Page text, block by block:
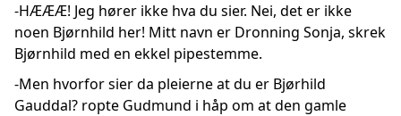
-HÆÆÆ! Jeg hører ikke hva du sier. Nei, det er ikke
noen Bjørnhild her! Mitt navn er Dronning Sonja, skrek
Bjørnhild med en ekkel pipestemme.
-Men hvorfor sier da pleierne at du er Bjørhild
Gauddal? ropte Gudmund i håp om at den gamle